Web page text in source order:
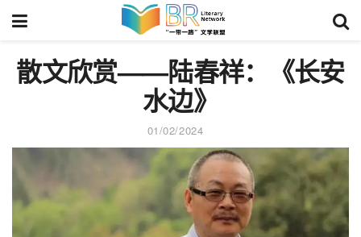
散文欣赏——陆春祥：《长安
水边》
01/02/2024